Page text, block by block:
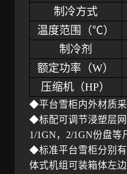
制冷方式
温度范围（℃）
制冷剂
额定功率（W）
压缩机（HP）
◆平台雪柜内外材质采
◆标配可调节浸塑层
1/1GN，2/1GN份盘等
◆标准平台雪柜分别
体式机组可装箱体左